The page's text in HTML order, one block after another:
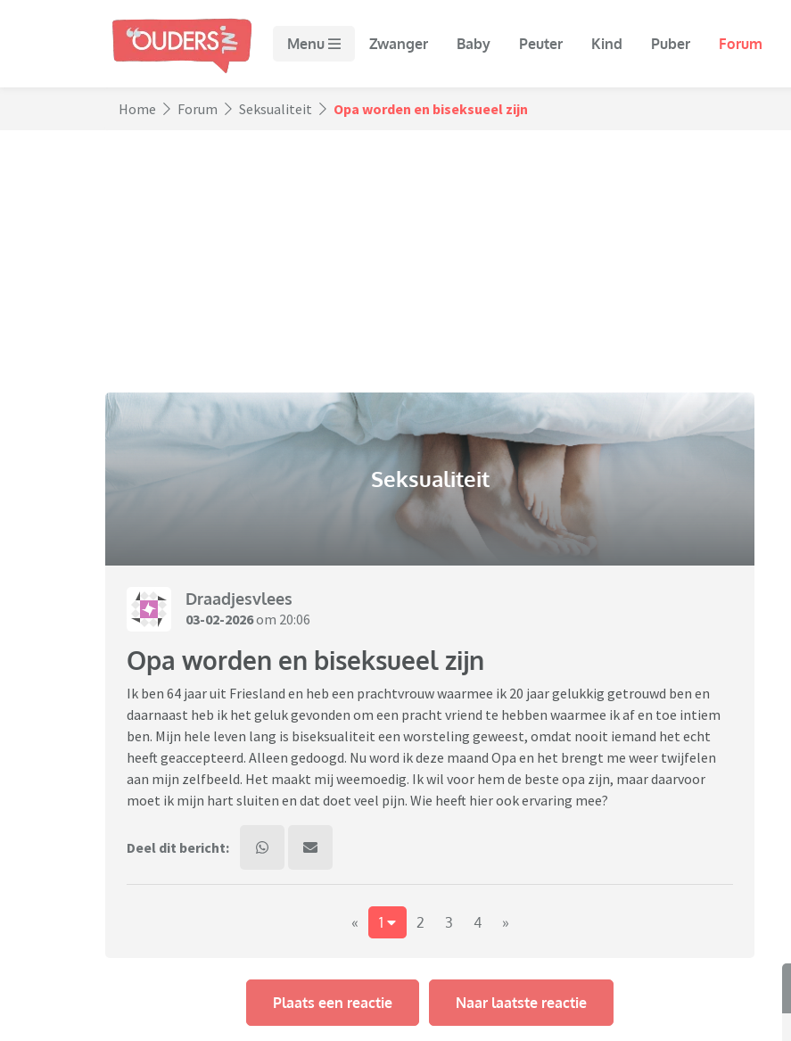
Menu Zwanger Baby Peuter Kind Puber Forum
Home Forum Seksualiteit Opa worden en biseksueel zijn
Seksualiteit
Draadjesvlees
03-02-2026om 20:06
Opa worden en biseksueel zijn
Ik ben 64 jaar uit Friesland en heb een prachtvrouw waarmee ik 20 jaar gelukkig getrouwd ben en
daarnaast heb ik het geluk gevonden om een pracht vriend te hebben waarmee ik af en toe intiem
ben. Mijn hele leven lang is biseksualiteit een worsteling geweest, omdat nooit iemand het echt
heeft geaccepteerd. Alleen gedoogd. Nu word ik deze maand Opa en het brengt me weer twijfelen
aan mijn zelfbeeld. Het maakt mij weemoedig. Ik wil voor hem de beste opa zijn, maar daarvoor
moet ik mijn hart sluiten en dat doet veel pijn. Wie heeft hier ook ervaring mee?
Deel dit bericht:
« 1 2 3 4 »
Plaats een reactie Naar laatste reactie